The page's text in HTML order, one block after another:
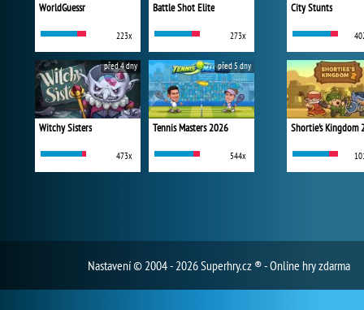
WorldGuessr
223x
Battle Shot Elite
273x
Witchy Sisters
473x
před 4 dny
Tennis Masters 2026
544x
před 5 dny
City Stunts
Shortie's Kingdom
Nastavení© 2004 - 2026 Superhry.cz ® - Online hry zdarma